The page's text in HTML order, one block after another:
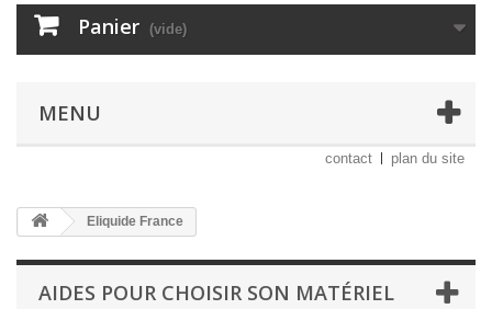
Panier (vide)
MENU
contact plan du site
Eliquide France
AIDES POUR CHOISIR SON MATÉRIEL